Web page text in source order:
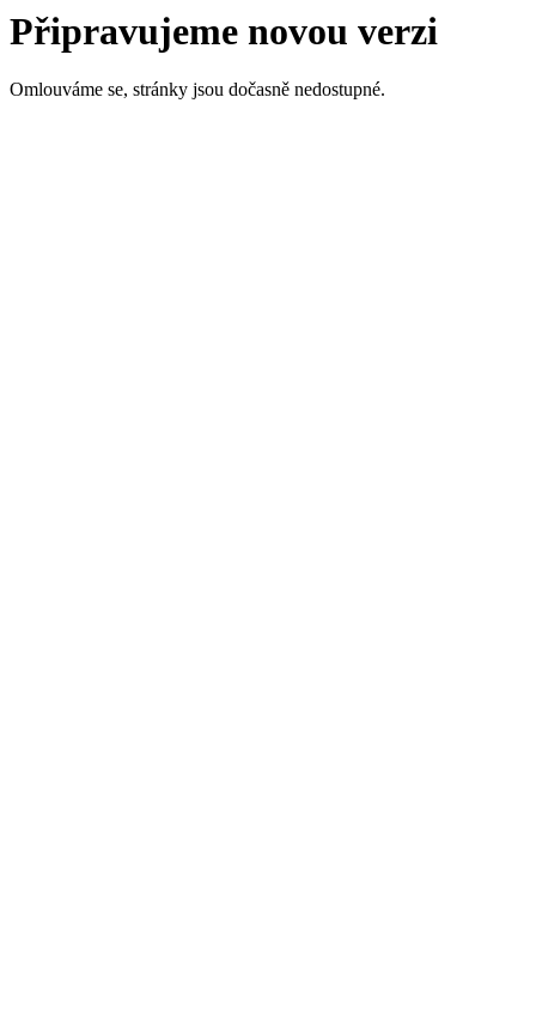
Připravujeme novou verzi
Omlouváme se, stránky jsou dočasně nedostupné.